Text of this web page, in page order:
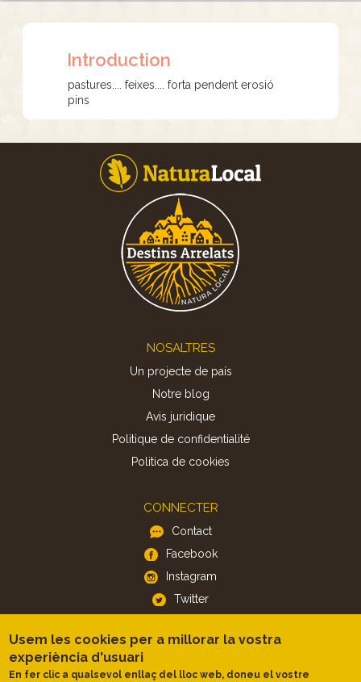
Introduction
pastures.... feixes.... forta pendent erosió
pins
NOSALTRES
Un projecte de país
Notre blog
Avis juridique
Politique de confidentialité
Politica de cookies
CONNECTER
Contact
Facebook
Instagram
Twitter
APP
iOS
Usem les cookies per a millorar la vostra
experiència d'usuari
En fer clic a qualsevol enllaç del lloc web, doneu el vostre